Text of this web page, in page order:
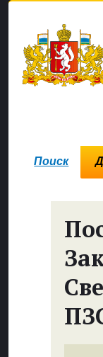
Поиск